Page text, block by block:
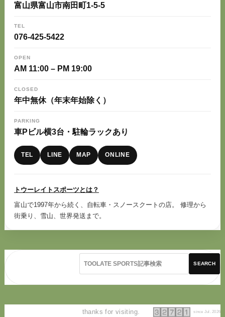
富山県富山市南田町1-5-5
TEL
076-425-5422
OPEN
AM 11:00 – PM 19:00
CLOSED
年中無休（年末年始除く）
PARKING
車Pビル横3台・駐輪ラックあり
TEL LINE MAP ONLINE
トウーレイトスポーツとは？
富山で1997年から続く、自転車・スノースクートの店。 修理から
街乗り、雪山、世界発送まで。
SEARCH
thanks for visiting. since Jul. 2026